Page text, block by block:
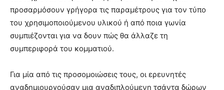
προσαρμόσουν γρήγορα τις παραμέτρους για τον τύπο
του χρησιμοποιούμενου υλικού ή από ποια γωνία
συμπιέζονται για να δουν πώς θα άλλαζε τη
συμπεριφορά του κομματιού.
Για μία από τις προσομοιώσεις τους, οι ερευνητές
αναδημιουργούσαν μια αναδιπλούμενη τσάντα δώρων